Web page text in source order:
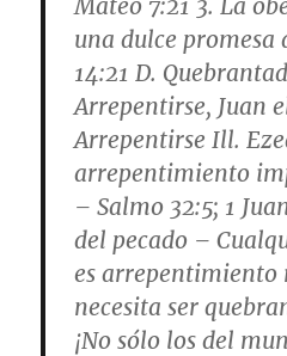
Mateo 7:21 3. La
una dulce promesa
14:21 D.
Arrepentirse, Juan
Arrepentirse Ill.
arrepentimiento
– Salmo 32:5; 1
del pecado –
es arrepentimiento
necesita ser
¡No sólo los del